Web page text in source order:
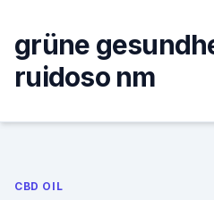
content
grüne
ruidoso nm
CBD OIL